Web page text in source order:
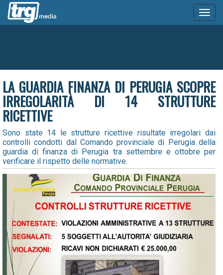
LA GUARDIA FINANZA DI PERUGIA SCOPRE
IRREGOLARITÀ DI 14 STRUTTURE
RICETTIVE
Sono state 14 le strutture ricettive risultate irregolari dai
controlli condotti dal Comando provinciale di Perugia della
guardia di finanza di Perugia tra settembre e ottobre per
verificare il rispetto delle normative.